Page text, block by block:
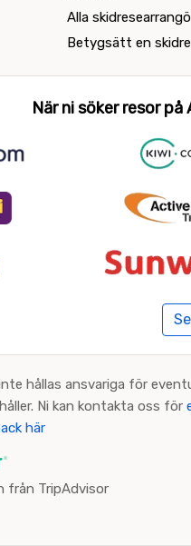
Alla
Betygsätt en
När ni söker resor
hållas ansvariga för
Ni kan kontakta oss för
här
från TripAdvisor